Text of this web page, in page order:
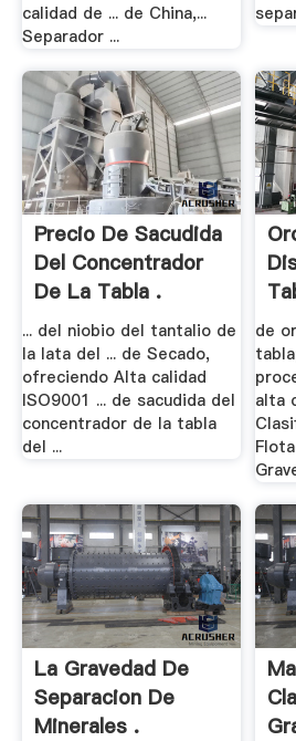
calidad de ... de China,...
Separador ...
Precio De Sacudida
Del Concentrador
De La Tabla .
... del niobio del tantalio de
la lata del ... de Secado,
ofreciendo Alta calidad
ISO9001 ... de sacudida del
concentrador de la tabla
del ...
de
alta
La Gravedad De
Separacion De
Minerales .